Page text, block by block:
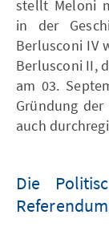
stellt Meloni
in der
Berlusconi IV
Berlusconi II,
am 03.
Gründung
auch
Die